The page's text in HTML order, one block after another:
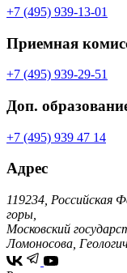
+7 (495) 939-13-01
Приемная
+7 (495) 939-29-51
Доп.
+7 (495) 939 47 14
Адрес
119234, Российская
горы,
Московский
Ломоносова,